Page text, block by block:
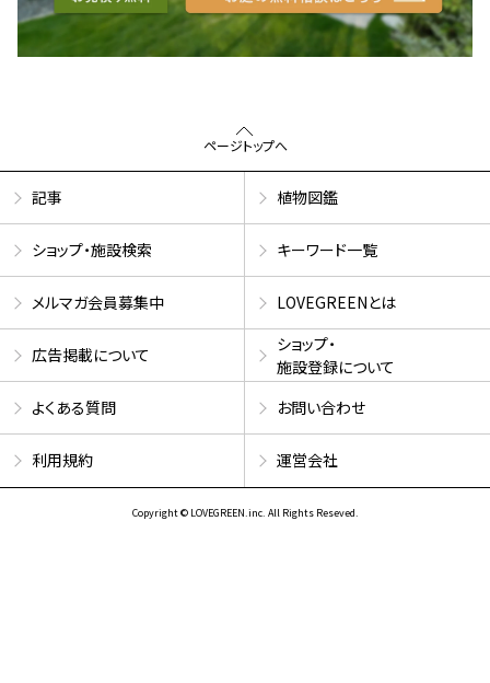
ページトップへ
記事 植物図鑑
ショップ・施設検索 キーワード一覧
メルマガ会員募集中 LOVEGREENとは
広告掲載について
ショップ・
施設登録について
よくある質問
お問い合わせ
利用規約 運営会社
Copyright © LOVEGREEN.inc. All Rights Reseved.